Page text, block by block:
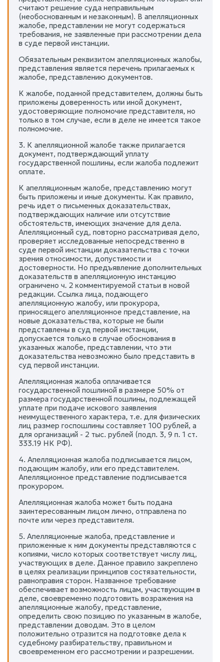
считают решение суда неправильным
(необоснованным и незаконным). В апелляционных
жалобе, представлении не могут содержаться
требования, не заявленные при рассмотрении дела
в суде первой инстанции.
Обязательным реквизитом апелляционных жалобы,
представления является перечень прилагаемых к
жалобе, представлению документов.
К жалобе, поданной представителем, должны быть
приложены доверенность или иной документ,
удостоверяющие полномочие представителя, но
только в том случае, если в деле не имеется такое
полномочие.
3. К апелляционной жалобе также прилагается
документ, подтверждающий уплату
государственной пошлины, если жалоба подлежит
оплате.
К апелляционным жалобе, представлению могут
быть приложены и иные документы. Как правило,
речь идет о письменных доказательствах,
подтверждающих наличие или отсутствие
обстоятельств, имеющих значение для дела.
Апелляционный суд, повторно рассматривая дело,
проверяет исследованные непосредственно в
суде первой инстанции доказательства с точки
зрения относимости, допустимости и
достоверности. Но предъявление дополнительных
доказательств в апелляционную инстанцию
ограничено ч. 2 комментируемой статьи в новой
редакции. Ссылка лица, подающего
апелляционную жалобу, или прокурора,
приносящего апелляционное представление, на
новые доказательства, которые не были
представлены в суд первой инстанции,
допускается только в случае обоснования в
указанных жалобе, представлении, что эти
доказательства невозможно было представить в
суд первой инстанции.
Апелляционная жалоба оплачивается
государственной пошлиной в размере 50% от
размера государственной пошлины, подлежащей
уплате при подаче искового заявления
неимущественного характера, т.е. для физических
лиц размер госпошлины составляет 100 рублей, а
для организаций - 2 тыс. рублей (подп. 3, 9 п. 1 ст.
333.19 НК РФ).
4. Апелляционная жалоба подписывается лицом,
подающим жалобу, или его представителем.
Апелляционное представление подписывается
прокурором.
Апелляционная жалоба может быть подана
заинтересованным лицом лично, отправлена по
почте или через представителя.
5. Апелляционные жалоба, представление и
приложенные к ним документы представляются с
копиями, число которых соответствует числу лиц,
участвующих в деле. Данное правило закреплено
в целях реализации принципов состязательности,
равноправия сторон. Названное требование
обеспечивает возможность лицам, участвующим в
деле, своевременно подготовить возражения на
апелляционные жалобу, представление,
определить свою позицию по указанным в жалобе,
представлении доводам. Это в целом
положительно отразится на подготовке дела к
судебному разбирательству, правильном и
своевременном его рассмотрении и разрешении.